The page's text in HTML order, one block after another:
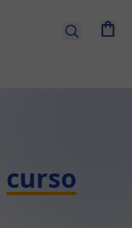
curso